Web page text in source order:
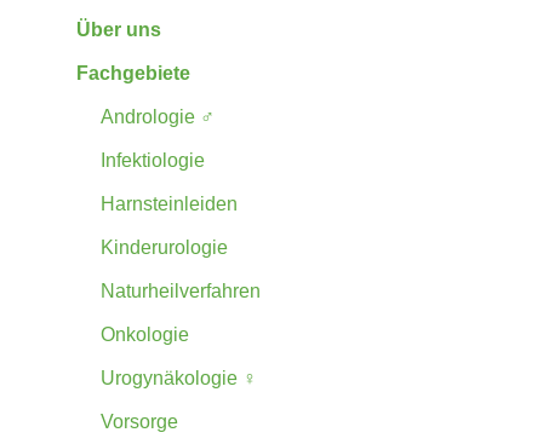
Über uns
Fachgebiete
Andrologie ♂
Infektiologie
Harnsteinleiden
Kinderurologie
Naturheilverfahren
Onkologie
Urogynäkologie ♀
Vorsorge